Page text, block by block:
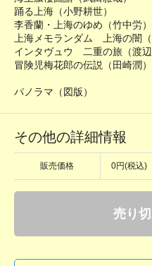
踊る上海（小野耕世）
李香蘭・上海のゆめ（竹中労）
上海メモランダム 上海の闇（
インタヴュウ 二重の旅（渡辺
冒険児梅花郎の伝説（田崎潤）
パノラマ（図版）
その他の詳細情報
販売価格 0円(税込)
売り